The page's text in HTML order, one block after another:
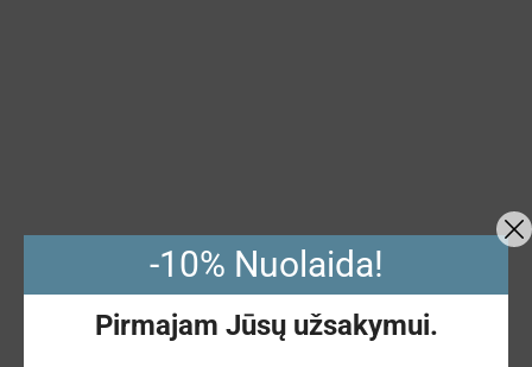
-10% Nuolaida!
Pirmajam Jūsų užsakymui.